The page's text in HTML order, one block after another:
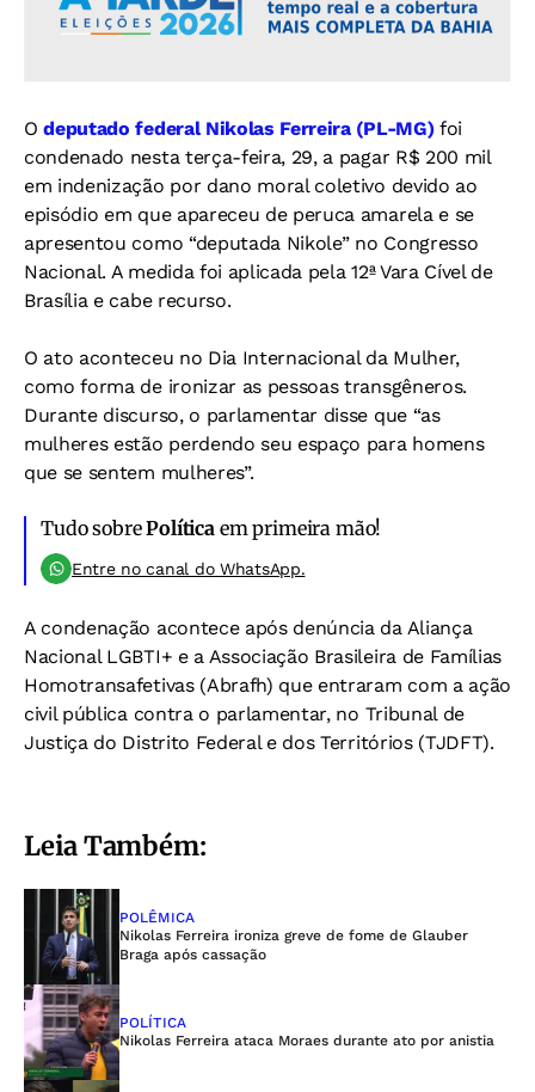
Odeputado federal Nikolas Ferreira (PL-MG)foi
condenado nesta terça-feira, 29, a pagar R$ 200 mil
em indenização por dano moral coletivo devido ao
episódio em que apareceu de peruca amarela e se
apresentou como “deputada Nikole” no Congresso
Nacional. A medida foi aplicada pela 12ª Vara Cível de
Brasília e cabe recurso.
O ato aconteceu no Dia Internacional da Mulher,
como forma de ironizar as pessoas transgêneros.
Durante discurso, o parlamentar disse que “as
mulheres estão perdendo seu espaço para homens
que se sentem mulheres”.
Tudo sobrePolítica em primeira mão!
Entre no canal do WhatsApp.
A condenação acontece após denúncia da Aliança
Nacional LGBTI+ e a Associação Brasileira de Famílias
Homotransafetivas (Abrafh) que entraram com a ação
civil pública contra o parlamentar, no Tribunal de
Justiça do Distrito Federal e dos Territórios (TJDFT).
Leia Também:
POLÊMICA
Nikolas Ferreira ironiza greve de fome de Glauber
Braga após cassação
POLÍTICA
Nikolas Ferreira ataca Moraes durante ato por anistia